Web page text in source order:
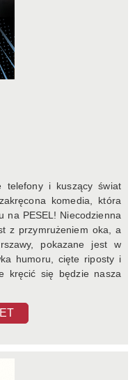
telefony i kuszący świat
komedia, która
na PESEL! Niecodzienna
z przymrużeniem oka, a
pokazane jest w
humoru, cięte riposty i
kręcić się będzie nasza